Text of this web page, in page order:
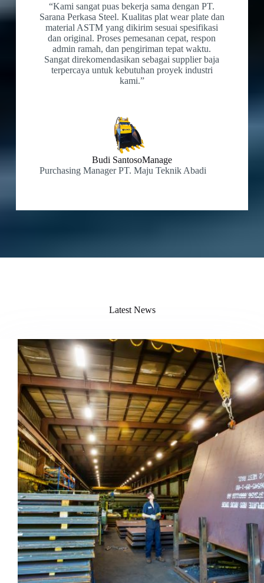
“Kami sangat puas bekerja sama dengan PT.
Sarana Perkasa Steel. Kualitas plat wear plate dan
material ASTM yang dikirim sesuai spesifikasi
dan original. Proses pemesanan cepat, respon
admin ramah, dan pengiriman tepat waktu.
Sangat direkomendasikan sebagai supplier baja
terpercaya untuk kebutuhan proyek industri
kami.”
Budi SantosoManage
Purchasing Manager PT. Maju Teknik Abadi
Latest News